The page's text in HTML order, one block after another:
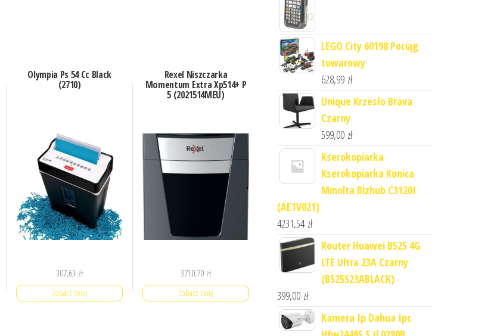
Olympia Ps 54 Cc Black
(2710)
307,63 zł
Zobacz cenę
Rexel Niszczarka
Momentum Extra Xp514+ P
5 (2021514MEU)
3710,70 zł
Zobacz cenę
LEGO City 60198 Pociąg
towarowy
628,99 zł
Unique Krzesło Brava
Czarny
599,00 zł
Kserokopiarka
Kserokopiarka Konica
Minolta Bizhub C3120I
(AE1V021)
4231,54 zł
Router Huawei B525 4G
LTE Ultra 23A Czarny
(B525S23ABLACK)
399,00 zł
Kamera Ip Dahua Ipc